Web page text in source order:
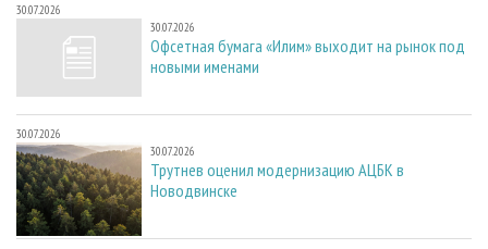
30.07.2026
30.07.2026
Офсетная бумага «Илим» выходит на рынок под
новыми именами
30.07.2026
30.07.2026
Трутнев оценил модернизацию АЦБК в
Новодвинске